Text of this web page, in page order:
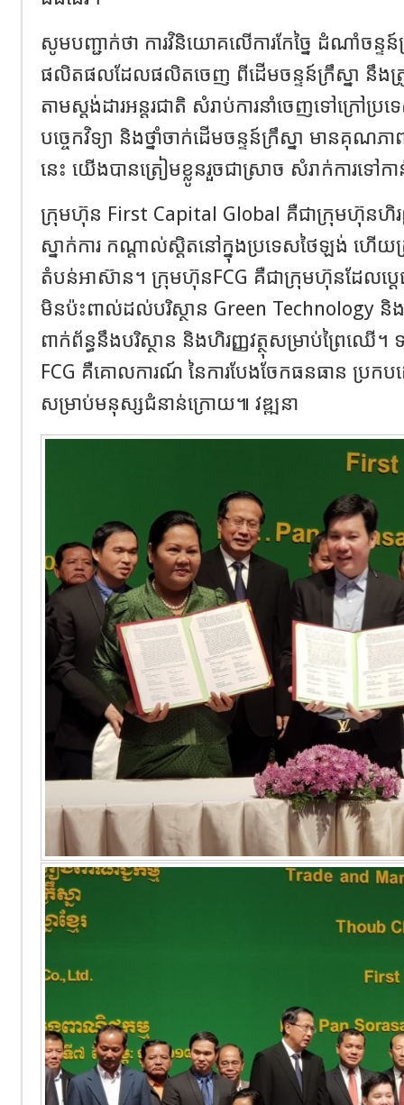
សូមបញ្ជាក់ថា ការវិនិយោគលើការកែច្នៃ ដំណាំចន្ទន៍
ផលិតផលដែលផលិតចេញ ពីដើមចន្ទន៍ក្រឹស្នា នឹងត្
តាមស្តង់ដារអន្តរជាតិ សំរាប់ការនាំចេញទៅក្រៅប្រ
បច្ចេកវិទ្យា និងថ្នាំចាក់ដើមចន្ទន៍ក្រឹស្នា មានគុណភ
នេះ យើងបានត្រៀមខ្លូនរួចជាស្រាច សំរាក់ការទៅ
ក្រុមហ៊ុន First Capital Global គឺជាក្រុមហ៊ុនហិរញ្
ស្នាក់ការ កណ្តាល់ស្តិតនៅក្នុងប្រទេសថៃឡង់ ហើយត្
តំបន់អាស៊ាន។ ក្រុមហ៊ុនFCG គឺជាក្រុមហ៊ុនដែលប្តេជ
មិនប៉ះពាល់ដល់បរិស្ថាន Green Technology និ
ពាក់ព័ន្ធនឹងបរិស្ថាន និងហិរញ្ញវត្ថុសម្រាប់ព្រៃឈ
FCG គឺគោលការណ៍ នៃការបែងចែកធនធាន ប្រក
សម្រាប់មនុស្សជំនាន់ក្រោយ៕ វឌ្ឍនា